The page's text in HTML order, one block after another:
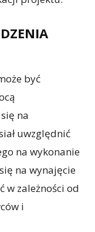
być
na
uwzględnić
na wykonanie
na wynajęcie
w zależności od
i